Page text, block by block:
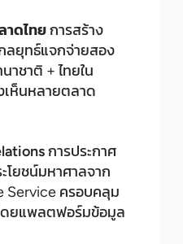
าดไทยการสร้าง
ลยุทธ์แจกจ่ายสอง
าชาติ + ไทยใน
เห็นหลายตลาด
การประกาศ
โยชน์มหาศาลจาก
Service ครอบคลุม
ดยแพลตฟอร์มข้อมูล